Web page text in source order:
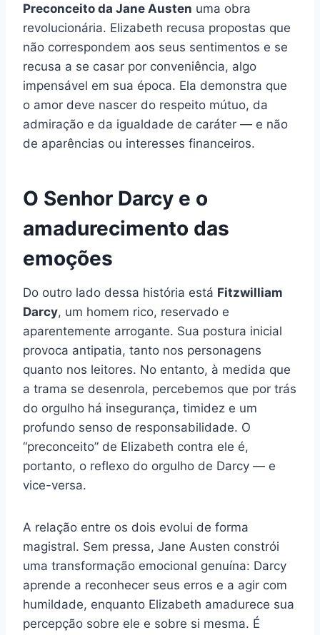
Preconceito da Jane Austen uma obra
revolucionária. Elizabeth recusa propostas que
não correspondem aos seus sentimentos e se
recusa a se casar por conveniência, algo
impensável em sua época. Ela demonstra que
o amor deve nascer do respeito mútuo, da
admiração e da igualdade de caráter — e não
de aparências ou interesses financeiros.
O Senhor Darcy e o
amadurecimento das
emoções
Do outro lado dessa história está Fitzwilliam
Darcy, um homem rico, reservado e
aparentemente arrogante. Sua postura inicial
provoca antipatia, tanto nos personagens
quanto nos leitores. No entanto, à medida que
a trama se desenrola, percebemos que por trás
do orgulho há insegurança, timidez e um
profundo senso de responsabilidade. O
“preconceito” de Elizabeth contra ele é,
portanto, o reflexo do orgulho de Darcy — e
vice-versa.
A relação entre os dois evolui de forma
magistral. Sem pressa, Jane Austen constrói
uma transformação emocional genuína: Darcy
aprende a reconhecer seus erros e a agir com
humildade, enquanto Elizabeth amadurece sua
percepção sobre ele e sobre si mesma. É